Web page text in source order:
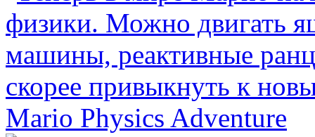
Mario Physics Adventure